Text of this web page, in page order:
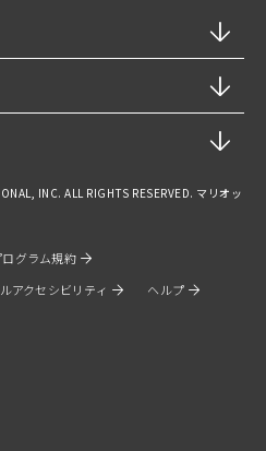
INC. ALL RIGHTS RESERVED. マリオッ
ログラム規約
アクセシビリティ ヘルプ